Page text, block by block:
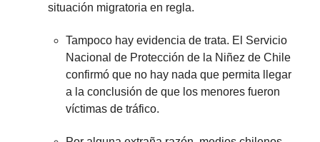
situación migratoria en regla.
Tampoco hay evidencia de trata. El Servicio
Nacional de Protección de la Niñez de Chile
confirmó que no hay nada que permita llegar
a la conclusión de que los menores fueron
víctimas de tráfico.